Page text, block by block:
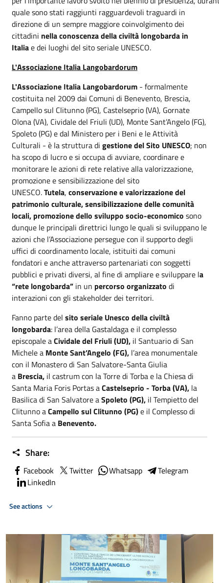
quale sono stati raggiunti ragguardevoli traguardi in
direzione di un sempre maggiore coinvolgimento dei
cittadini nella conoscenza della civiltà longobarda in
Italiae dei luoghi del sito seriale UNESCO.
L'Associazione Italia Langobardorum
L'Associazione Italia Langobardorum - formalmente
costituita nel 2009 dai Comuni di Benevento, Brescia,
Campello sul Clitunno (PG), Castelseprio (VA), Gornate
Olona (VA), Cividale del Friuli (UD), Monte Sant’Angelo (FG),
Spoleto (PG) e dal Ministero per i Beni e le Attività
Culturali - è la struttura di gestione del Sito UNESCO; non
ha scopo di lucro e si occupa di avviare, coordinare e
monitorare le azioni di rete relative alla valorizzazione,
promozione e sensibilizzazione del sito
UNESCO.Tutela, conservazione e valorizzazione del
patrimonio culturale, sensibilizzazione delle comunità
locali, promozione dello sviluppo socio-economico sono
dunque le principali direttrici lungo le quali si sviluppano le
azioni che l’Associazione persegue con il supporto degli
uffici di coordinamento locale, istituiti dai comuni
fondatori e anche attraverso partenariati con soggetti
pubblici e privati diversi, al fine di ampliare e sviluppare la
“rete longobarda” in un percorso organizzato di
interazioni con gli stakeholder dei territori.
Fanno parte del sito seriale Unesco della civiltà
longobarda: l’area della Gastaldaga e il complesso
episcopale aCividale del Friuli (UD), il Santuario di San
Michele a Monte Sant’Angelo (FG), l’area monumentale
con il Monastero di San Salvatore-Santa Giulia
a Brescia, il castrum con la Torre di Torba e la Chiesa di
Santa Maria Foris Portas aCastelseprio - Torba (VA), la
Basilica di San Salvatore aSpoleto (PG), il Tempietto del
Clitunno aCampello sul Clitunno (PG)e il Complesso di
Santa Sofia a Benevento.
Share:
Facebook Twitter Whatsapp
Telegram
LinkedIn
See actions